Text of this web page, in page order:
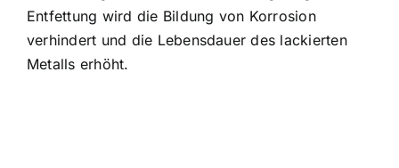
Entfettung wird die Bildung von Korrosion
verhindert und die Lebensdauer des lackierten
Metalls erhöht.